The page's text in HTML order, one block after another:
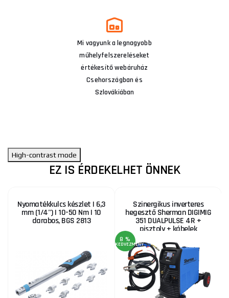
Mi vagyunk a legnagyobb
műhelyfelszereléseket
értékesítő webáruház
Csehországban és
Szlovákiában
High-contrast mode
EZ IS ÉRDEKELHET ÖNNEK
Nyomatékkulcs készlet | 6,3
mm (1/4") | 10-50 Nm | 10
darabos, BGS 2813
Szinergikus inverteres
hegesztő Sherman DIGIMIG
351 DUALPULSE 4R +
pisztoly + kábelek
8 %
KEDVEZMÉNY